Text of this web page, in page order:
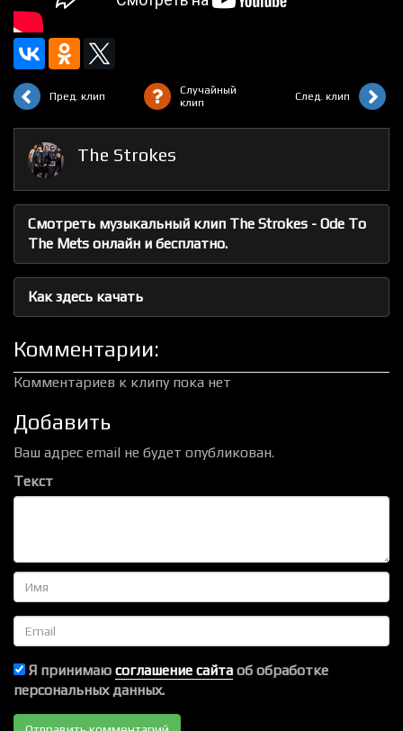
Пред. клип
Случайный
клип
След. клип
The Strokes
Смотреть музыкальный клип The Strokes - Ode To
The Mets онлайн и бесплатно.
Как здесь качать
Комментарии:
Комментариев к клипу пока нет
Добавить
Ваш адрес email не будет опубликован.
Текст
Имя
Email
Я принимаю соглашение сайта об обработке
персональных данных.